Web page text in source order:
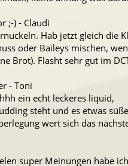
;-) - Claudi
Hab jetzt gleich die
oder Baileys mischen,
Brot). Flasht sehr gut im
- Toni
ein echt leckeres liquid,
steht und es etwas
wert sich das
super Meinungen habe